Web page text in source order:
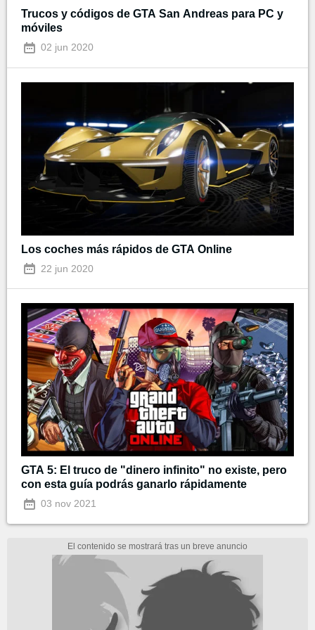
Trucos y códigos de GTA San Andreas para PC y
móviles
02 jun 2020
Los coches más rápidos de GTA Online
22 jun 2020
GTA 5: El truco de "dinero infinito" no existe, pero
con esta guía podrás ganarlo rápidamente
03 nov 2021